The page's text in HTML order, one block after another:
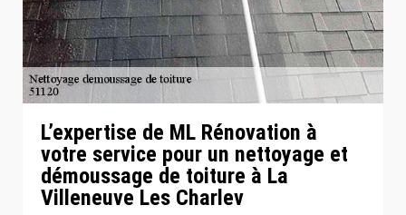
L’expertise de ML Rénovation à
votre service pour un nettoyage et
démoussage de toiture à La
Villeneuve Les Charlev